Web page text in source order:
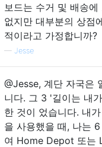
보드는 수거 및 배송
없지만 대부분의 상점
적이라고 가정합니까?
— Jesse
@Jesse, 계단 자국은
니다. 그 3 '길이는 내
한 것이 었습니다. 내
을 사용했을 때, 나는
여 Home Depot 또는